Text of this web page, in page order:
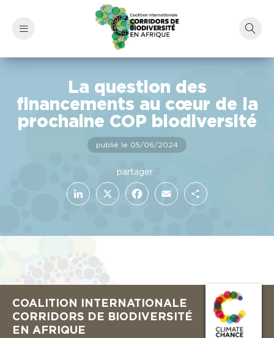
La question des
financements au cœur de la
prochaine COP biodiversité
publié le 05/06/2024
COALITION INTERNATIONALE
CORRIDORS DE BIODIVERSITÉ
EN AFRIQUE